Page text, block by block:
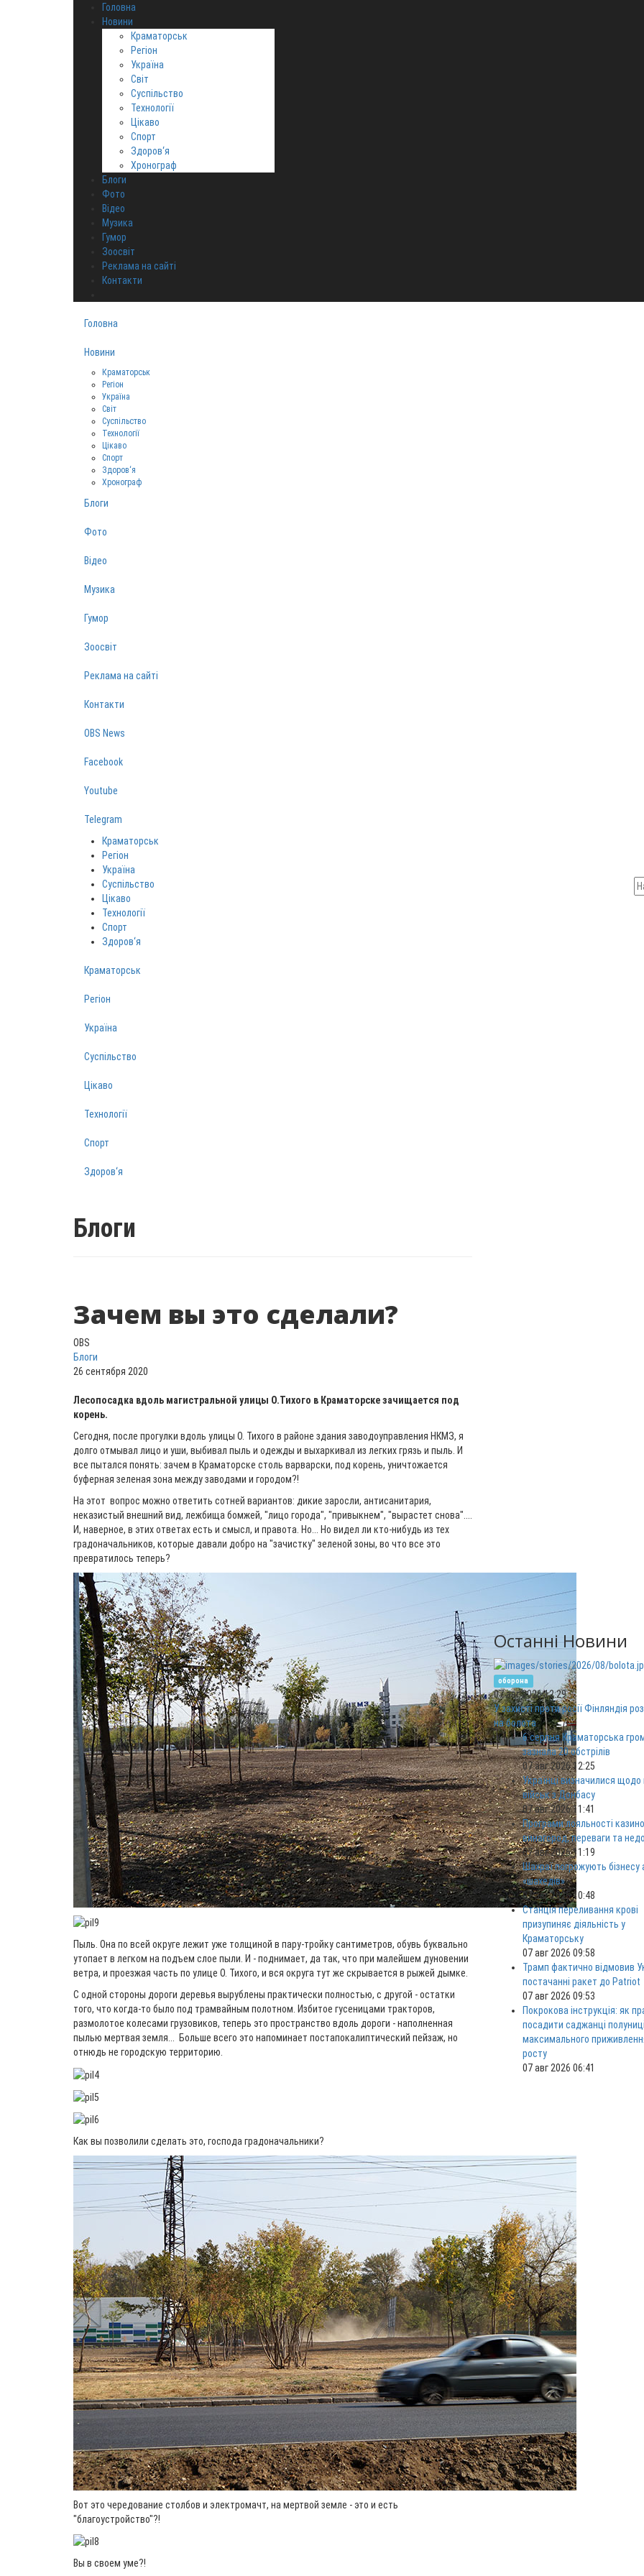
Головна
Новини
Краматорськ
Регіон
Україна
Світ
Суспільство
Технології
Цікаво
Спорт
Здоров‘я
Хронограф
Блоги
Фото
Відео
Музика
Гумор
Зоосвіт
Реклама на сайті
Контакти
Головна
Новини
Краматорськ
Регіон
Україна
Світ
Суспільство
Технології
Цікаво
Спорт
Здоров‘я
Хронограф
Блоги
Фото
Відео
Музика
Гумор
Зоосвіт
Реклама на сайті
Контакти
OBS News
Facebook
Youtube
Telegram
Краматорськ
Регіон
Україна
Суспільство
Цікаво
Технології
Спорт
Здоров‘я
Краматорськ
Регіон
Україна
Суспільство
Цікаво
Технології
Спорт
Здоров‘я
Блоги
Зачем вы это сделали?
OBS
Блоги
26 сентября 2020
Лесопосадка вдоль магистральной улицы О.Тихого в Краматорске зачищается под
корень.
Сегодня, после прогулки вдоль улицы О. Тихого в районе здания заводоуправления НКМЗ, я
долго отмывал лицо и уши, выбивал пыль и одежды и выхаркивал из легких грязь и пыль. И
все пытался понять: зачем в Краматорске столь варварски, под корень, уничтожается
буферная зеленая зона между заводами и городом?!
На этот вопрос можно ответить сотней вариантов: дикие заросли, антисанитария,
неказистый внешний вид, лежбища бомжей, "лицо города", "привыкнем", "вырастет снова"....
И, наверное, в этих ответах есть и смысл, и правота. Но... Но видел ли кто-нибудь из тех
градоначальников, которые давали добро на "зачистку" зеленой зоны, во что все это
превратилось теперь?
Пыль. Она по всей округе лежит уже толщиной в пару-тройку сантиметров, обувь буквально
утопает в легком на подъем слое пыли. И - поднимает, да так, что при малейшем дуновении
ветра, и проезжая часть по улице О. Тихого, и вся округа тут же скрывается в рыжей дымке.
С одной стороны дороги деревья вырублены практически полностью, с другой - остатки
того, что когда-то было под трамвайным полотном. Избитое гусеницами тракторов,
размолотое колесами грузовиков, теперь это пространство вдоль дороги - наполненная
пылью мертвая земля... Больше всего это напоминает постапокалиптический пейзаж, но
отнюдь не городскую территорию.
Как вы позволили сделать это, господа градоначальники?
Вот это чередование столбов и электромачт, на мертвой земле - это и есть
"благоустройство"?!
Вы в своем уме?!
Останні Новини
оборона
07 авг 2026 12:29
У захисті проти росії Фінляндія
на болота
6 серпня Краматорська
зазнала 20 обстрілів
07 авг 2026 12:25
Українці визначилися щодо
військ з Донбасу
07 авг 2026 11:41
Програми лояльності
винагород, переваги та
07 авг 2026 11:19
Шахраї погрожують бізнесу
«шахедів»
07 авг 2026 10:48
Станція переливання крові
призупиняє діяльність у
Краматорську
07 авг 2026 09:58
Трамп фактично відмовив
постачанні ракет до Patriot
07 авг 2026 09:53
Покрокова інструкція: як
посадити саджанці
максимального
росту
07 авг 2026 06:41